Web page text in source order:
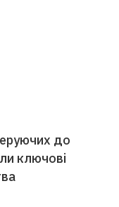
до
ключові